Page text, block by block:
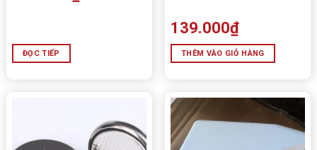
ĐỌC TIẾP
139.000₫
THÊM VÀO GIỎ HÀNG